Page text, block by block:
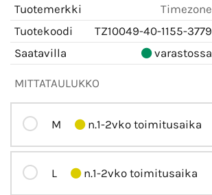
Tuotemerkki
Timezone
Tuotekoodi
TZ10049-40-1155-3779
Saatavilla
varastossa
MITTATAULUKKO
M n.1-2vko toimitusaika
L n.1-2vko toimitusaika